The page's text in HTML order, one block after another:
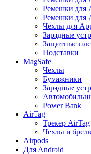
Ремешки для
Ремешки для
Чехлы для
Зарядные
Защитные
Подставки
MagSafe
Чехлы
Бумажники
Зарядные
Power Bank
AirTag
Трекер AirTag
Чехлы и
Airpods
Для Android